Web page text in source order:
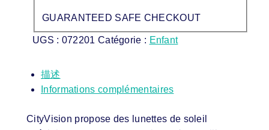
GUARANTEED SAFE CHECKOUT
UGS : 072201 Catégorie : Enfant
描述
Informations complémentaires
CityVision propose des lunettes de soleil